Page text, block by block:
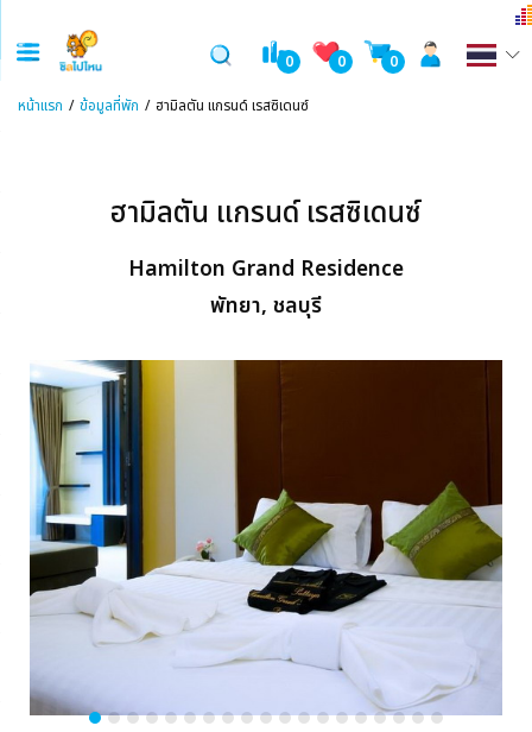
0 0 0
หน้าแรก ข้อมูลที่พัก ฮามิลตัน แกรนด์ เรสซิเดนซ์
ฮามิลตัน แกรนด์ เรสซิเดนซ์
Hamilton Grand Residence
พัทยา, ชลบุรี